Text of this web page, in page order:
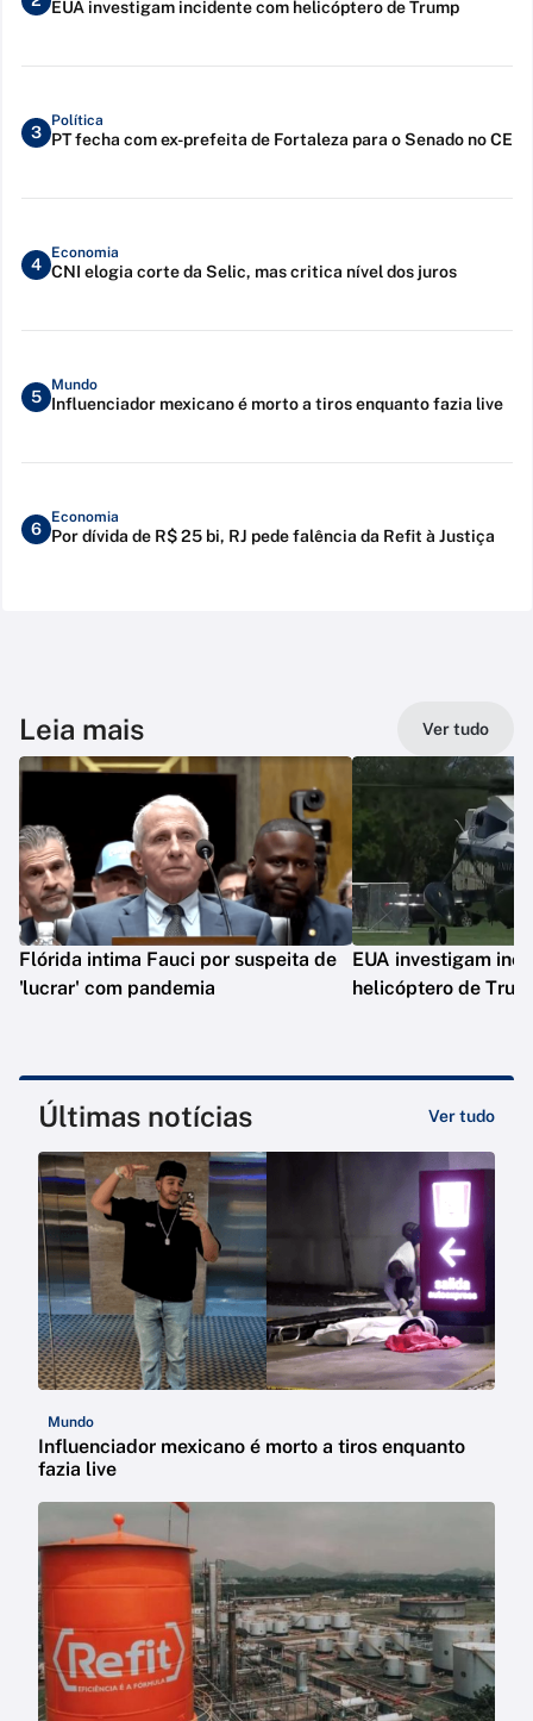
EUA investigam incidente com helicóptero de Trump
3
Política
PT fecha com ex-prefeita de Fortaleza para o Senado no CE
4
Economia
CNI elogia corte da Selic, mas critica nível dos juros
5
Mundo
Influenciador mexicano é morto a tiros enquanto fazia live
6
Economia
Por dívida de R$ 25 bi, RJ pede falência da Refit à Justiça
Leia mais Ver tudo
Flórida intima Fauci por suspeita de
'lucrar' com pandemia
EUA investigam
helicóptero de
Últimas notícias Ver tudo
Mundo
Influenciador mexicano é morto a tiros enquanto
fazia live